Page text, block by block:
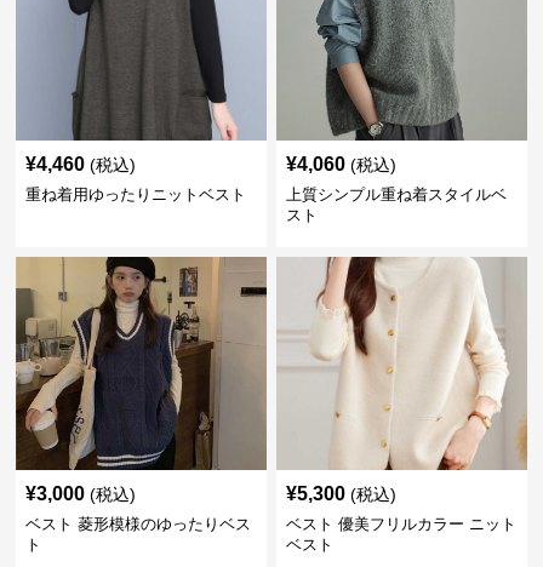
¥4,460 (税込)
重ね着用ゆったりニットベスト
¥4,060 (税込)
上質シンプル重ね着スタイルベ
スト
¥3,000 (税込)
ベスト 菱形模様のゆったりベス
ト
¥5,300 (税込)
ベスト 優美フリルカラー ニット
ベスト